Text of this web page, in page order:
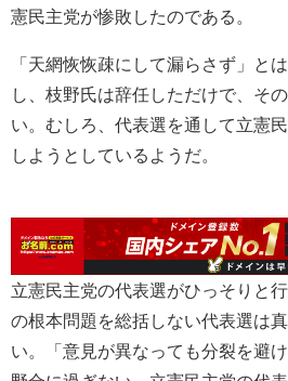
憲民主党が惨敗したのである。
「天網恢恢疎にして漏らさず」と
し、枝野氏は辞任しただけで、そ
い。むしろ、代表選を通して立憲
しようとしているようだ。
立憲民主党の代表選がひっそりと
の根本問題を総括しない代表選は
い。「意見が異なっても分裂を避